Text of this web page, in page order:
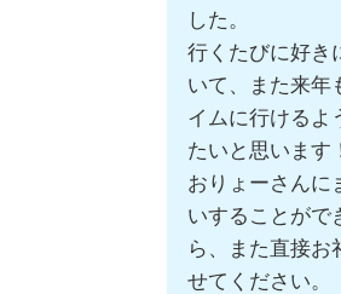
した。
行くたびに好き
いて、また来年
イムに行けるよ
たいと思います
おりょーさんに
いすることがで
ら、また直接お
せてください。